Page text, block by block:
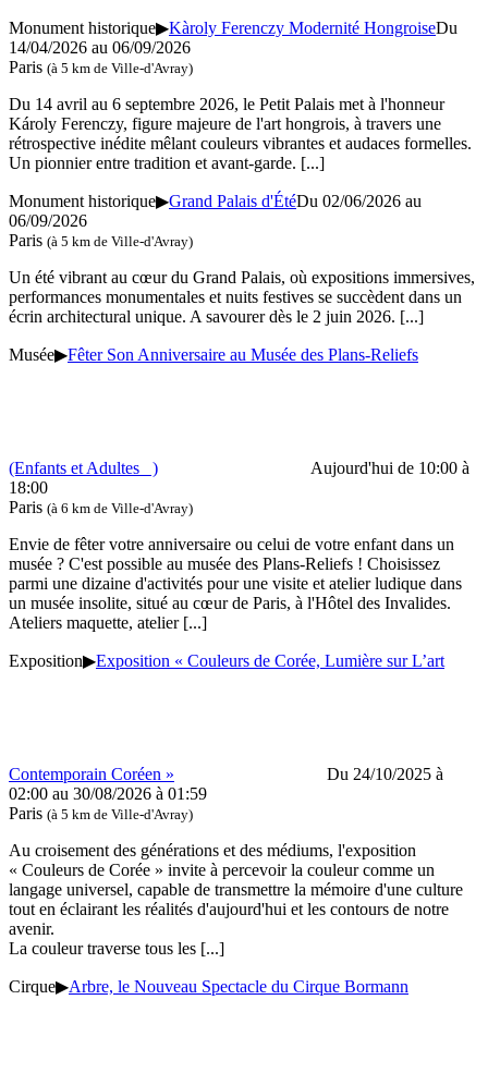
Monument historique▶Kàroly Ferenczy Modernité HongroiseDu
14/04/2026 au 06/09/2026
Paris (à 5 km de Ville-d'Avray)
Du 14 avril au 6 septembre 2026, le Petit Palais met à l'honneur
Károly Ferenczy, figure majeure de l'art hongrois, à travers une
rétrospective inédite mêlant couleurs vibrantes et audaces formelles.
Un pionnier entre tradition et avant-garde. [...]
Monument historique▶Grand Palais d'ÉtéDu 02/06/2026 au
06/09/2026
Paris (à 5 km de Ville-d'Avray)
Un été vibrant au cœur du Grand Palais, où expositions immersives,
performances monumentales et nuits festives se succèdent dans un
écrin architectural unique. A savourer dès le 2 juin 2026. [...]
Musée▶Fêter Son Anniversaire au Musée des Plans-Reliefs
(Enfants et Adultes )
Aujourd'hui de 10:00 à
18:00
Paris (à 6 km de Ville-d'Avray)
Envie de fêter votre anniversaire ou celui de votre enfant dans un
musée ? C'est possible au musée des Plans-Reliefs ! Choisissez
parmi une dizaine d'activités pour une visite et atelier ludique dans
un musée insolite, situé au cœur de Paris, à l'Hôtel des Invalides.
Ateliers maquette, atelier [...]
Exposition▶Exposition « Couleurs de Corée, Lumière sur L’art
Contemporain Coréen »
Du 24/10/2025 à
02:00 au 30/08/2026 à 01:59
Paris (à 5 km de Ville-d'Avray)
Au croisement des générations et des médiums, l'exposition
« Couleurs de Corée » invite à percevoir la couleur comme un
langage universel, capable de transmettre la mémoire d'une culture
tout en éclairant les réalités d'aujourd'hui et les contours de notre
avenir.
La couleur traverse tous les [...]
Cirque▶Arbre, le Nouveau Spectacle du Cirque Bormann